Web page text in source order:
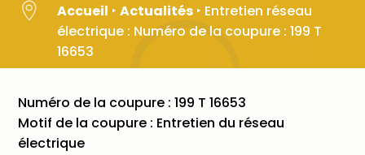
 Accueil ‣ Actualités‣ Entretien réseau
électrique : Numéro de la coupure : 199 T
16653
Numéro de la coupure : 199 T 16653
Motif de la coupure : Entretien du réseau
électrique